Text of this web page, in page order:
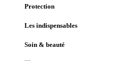
Protection
Les indispensables
Soin & beauté